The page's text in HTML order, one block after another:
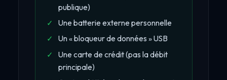
publique)
Une batterie externe personnelle
Un « bloqueur de données » USB
Une carte de crédit (pas la débit
principale)